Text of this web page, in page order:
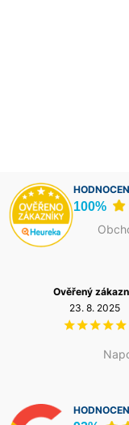
100%
Ověřený
23. 8. 2025